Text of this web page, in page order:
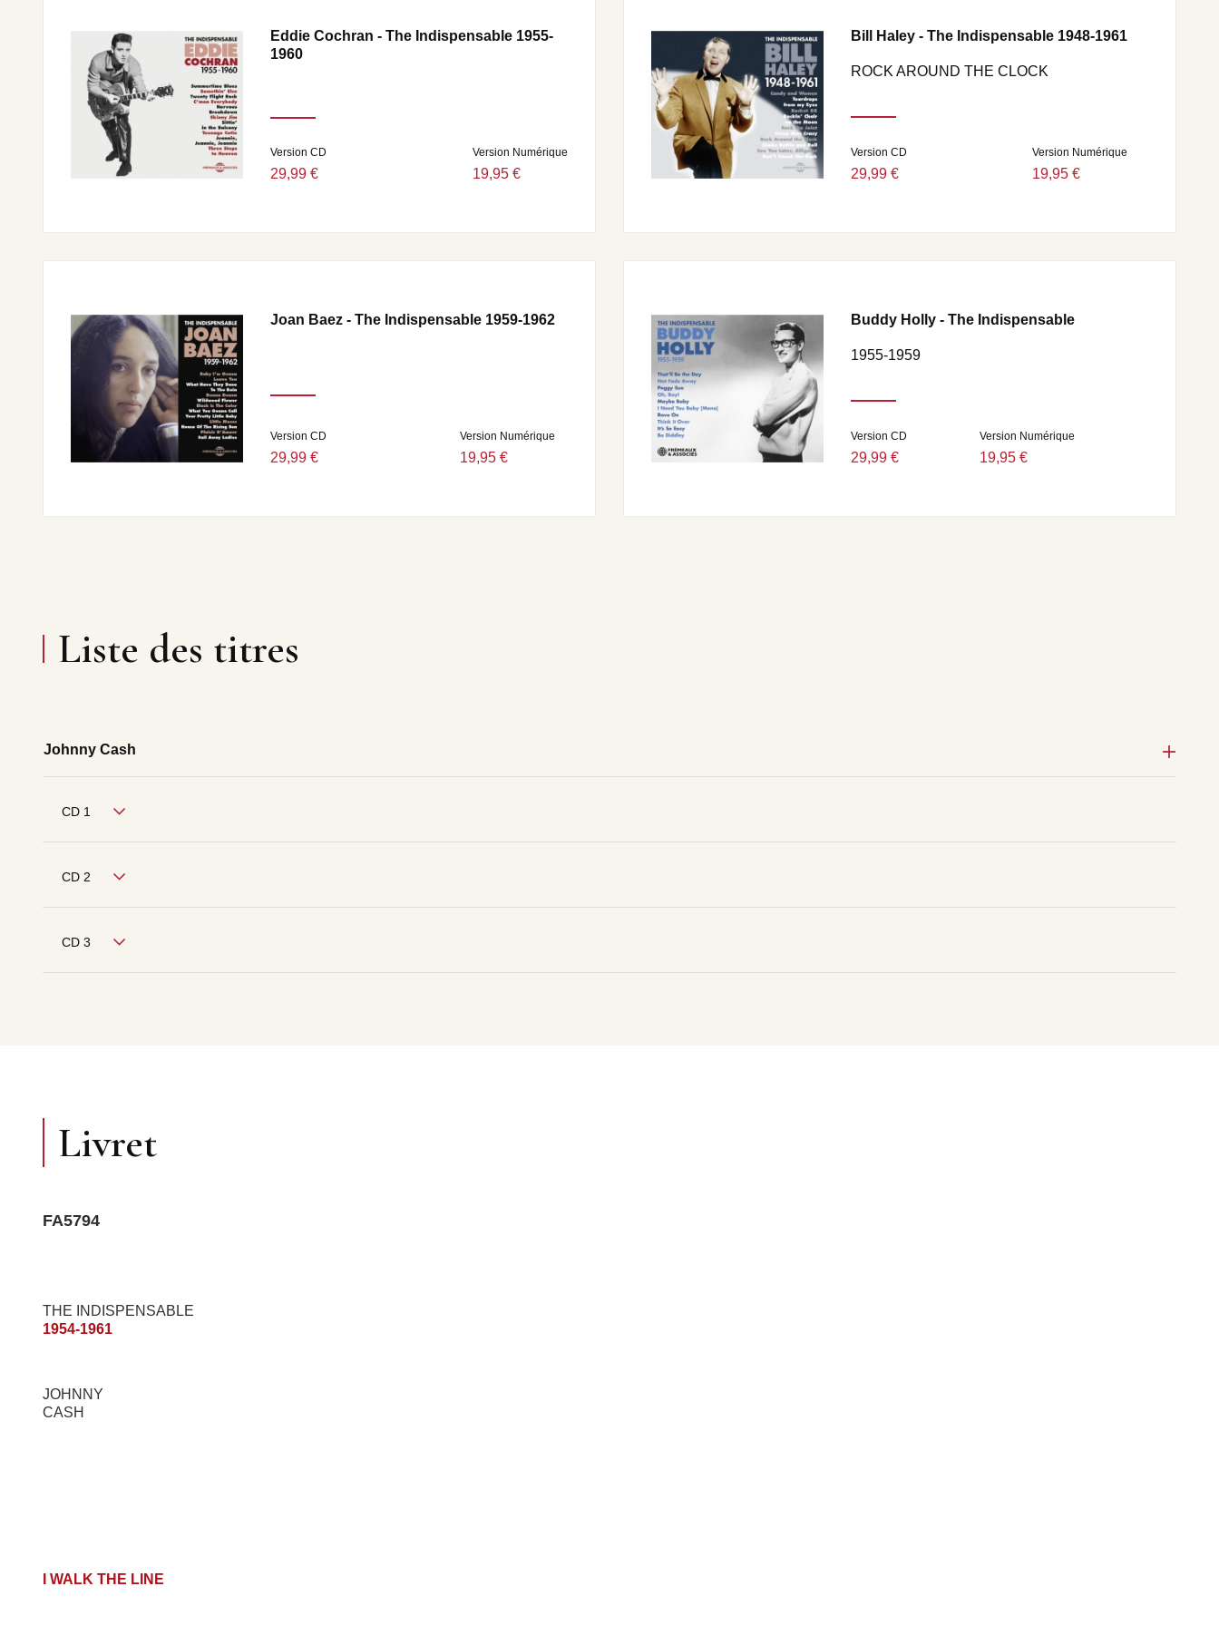
PAPA PLAYED THE DOBRO • BOSS JACK • LOADING COAL • SMILING BILL MCCALL • MY SHOES KEEP
WALKING BACK TO YOU • I WILL MISS YOU WHEN YOU GO • I FEEL BETTER ALL OVER • WHY DO YOU
PUNISH ME? • JUST ONE MORE • HONKY TONK GIRL • I’M SO LONESOME I COULD CRY • TIME CHANGES
EVERYTHING • I’D JUST BE FOOL ENOUGH (TO FALL) • TRANSFUSION BLUES • GOD MUST HAVE MY
FORTUNE LAID AWAY • I GOT SHOES.
DIRECTION ARTISTIQUE : BRUNO BLUM
Eddie Cochran - The Indispensable 1955-
1960
Version CD
29,99 €
Version Numérique
19,95 €
Bill Haley - The Indispensable 1948-1961
ROCK AROUND THE CLOCK
Version CD
29,99 €
Version Numérique
19,95 €
Joan Baez - The Indispensable 1959-1962
Version CD
29,99 €
Version Numérique
19,95 €
Buddy Holly - The Indispensable
1955-1959
Version CD
29,99 €
Version Numérique
19,95 €
Liste des titres
Johnny Cash
CD 1
CD 2
CD 3
Livret
FA5794
THE INDISPENSABLE
1954-1961
JOHNNY
CASH
I WALK THE LINE